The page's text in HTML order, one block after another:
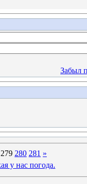
Забыл
279 280 281 »
у нас погода.